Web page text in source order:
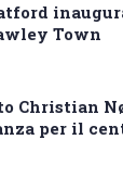
Town
Christian
per il